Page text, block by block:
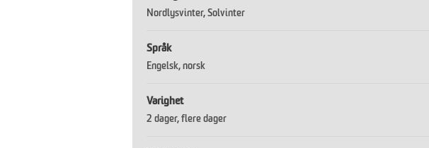
Nordlysvinter Solvinter
Språk
Engelsk norsk
Varighet
2 dager flere dager